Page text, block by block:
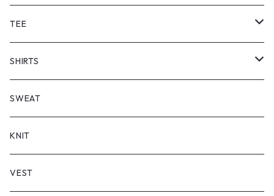
TEE
SHORT SLEEVE
LONG SLEEVE
SHIRTS
SHORT SLEEVE
LONG SLEEVE
SWEAT
KNIT
VEST